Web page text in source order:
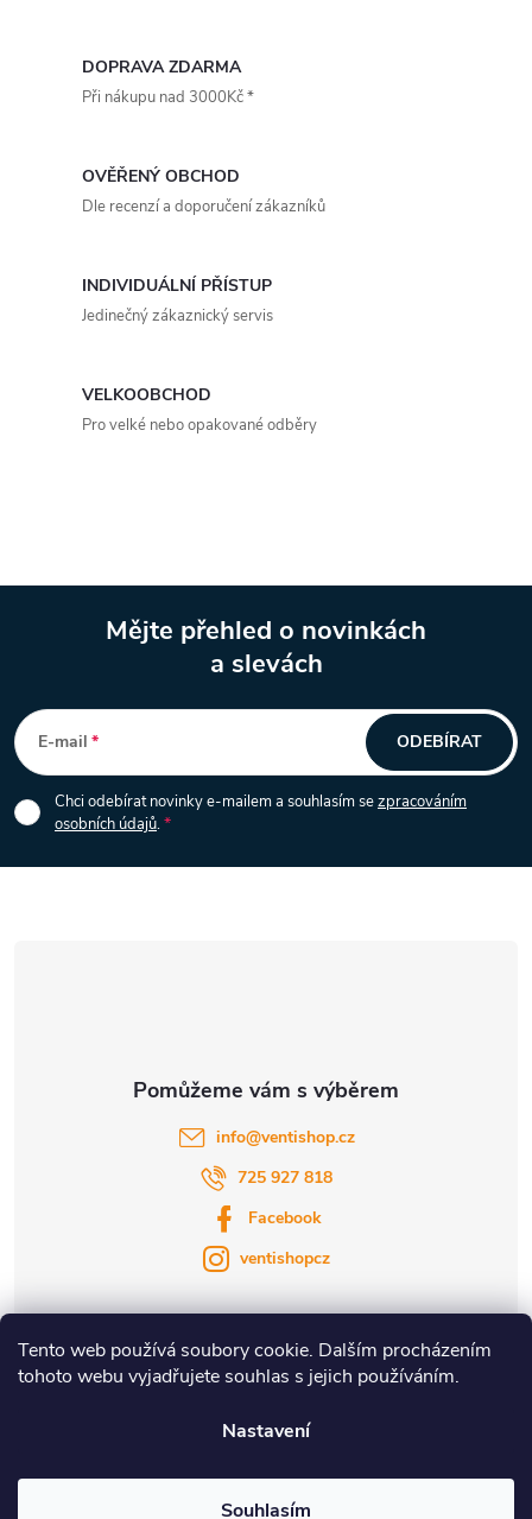
Tento web používá soubory cookie. Dalším procházením
tohoto webu vyjadřujete souhlas s jejich používáním.
Nastavení
Souhlasím
y
p
i
s
u
DOPRAVA ZDARMA
Při nákupu nad 3000Kč *
OVĚŘENÝ OBCHOD
Dle recenzí a doporučení zákazníků
INDIVIDUÁLNÍ PŘÍSTUP
Jedinečný zákaznický servis
VELKOOBCHOD
Pro velké nebo opakované odběry
á
p
a
Mějte přehled o novinkách
a slevách
E-mail
Chci odebírat novinky e-mailem a souhlasím sezpracováním
osobních údajů.
ODEBÍRAT
info@ventishop.cz
725 927 818
Facebook
ventishopcz
| |
Copyright 2026Ventishop.cz. Všechna práva vyhrazena.